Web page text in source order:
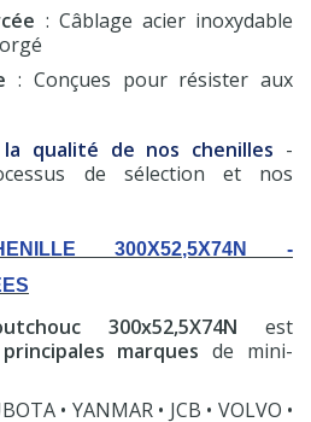
(7 avis)
: Câblage acier inoxydable
: Conçues pour résister aux
la qualité de nos chenilles -
de sélection et nos
300X52,5X74N -
300x52,5X74N est
marques de mini-
• YANMAR • JCB • VOLVO •